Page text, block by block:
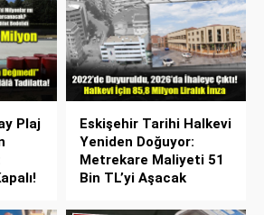
Plaj
Eskişehir Tarihi Halkevi
Yeniden Doğuyor:
Metrekare Maliyeti 51
Bin TL’yi Aşacak